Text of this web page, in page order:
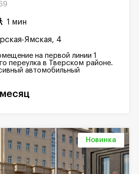
1 мин
Ямская, 4
на первой линии 1
переулка в Тверском районе.
автомобильный
Новинка